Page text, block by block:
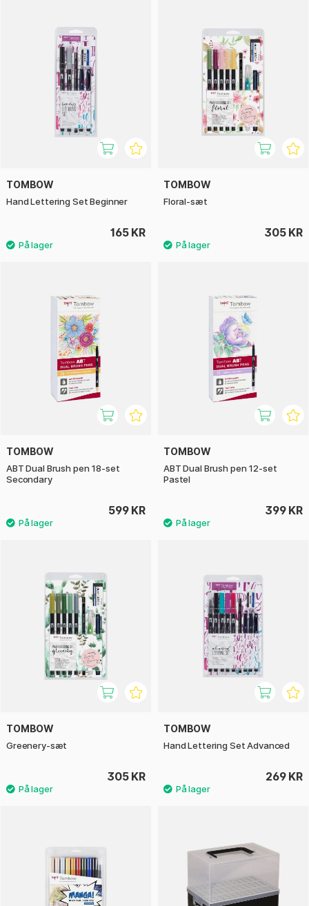
TOMBOW
Hand Lettering Set Beginner
165 KR
TOMBOW
Floral-sæt
305 KR
TOMBOW
ABT Dual Brush pen 18-set
Secondary
599 KR
TOMBOW
ABT Dual Brush pen 12-set
Pastel
399 KR
TOMBOW
Greenery-sæt
305 KR
TOMBOW
Hand Lettering Set Advanced
269 KR